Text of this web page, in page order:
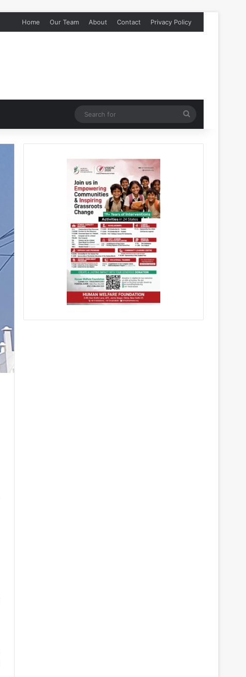
Home Our Team About Contact Privacy Policy
for